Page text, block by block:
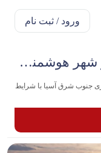
ورود / ثبت نام
تور پنج‌روزه نمایشگاه خانه و شهر هوشمند اندونزی | اردیبهشت
جنوب شرق آسیا با شرایط